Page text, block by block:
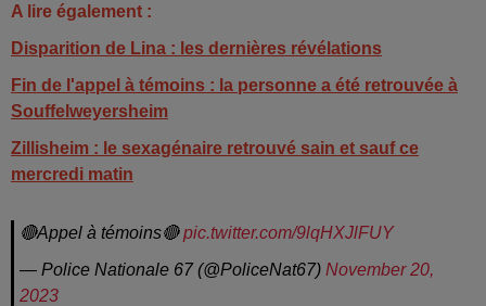
A lire également :
Disparition de Lina : les dernières révélations
Fin de l'appel à témoins : la personne a été retrouvée à
Souffelweyersheim
Zillisheim : le sexagénaire retrouvé sain et sauf ce
mercredi matin
🔴Appel à témoins🔴pic.twitter.com/9lqHXJlFUY
— Police Nationale 67 (@PoliceNat67) November 20,
2023